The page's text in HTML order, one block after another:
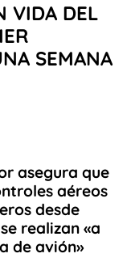
VIDA DEL
SEMANA
asegura que
aéreos
desde
realizan «a
de avión»